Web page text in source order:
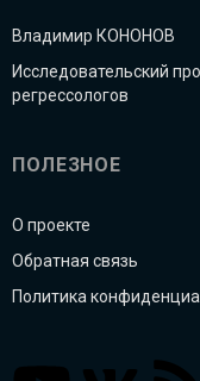
Владимир КОНОНОВ
Исследовательский
регрессологов
ПОЛЕЗНОЕ
О проекте
Обратная связь
Политика